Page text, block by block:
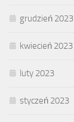
grudzień 2023
kwiecień 2023
luty 2023
styczeń 2023